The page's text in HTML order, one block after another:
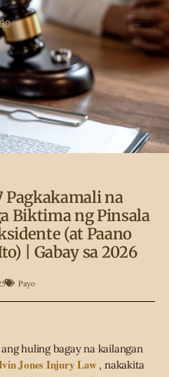
Pagkakamali na
Biktima ng Pinsala
(at Paano
| Gabay sa 2026
Payo
huling bagay na kailangan
Jones Injury Law, nakakita